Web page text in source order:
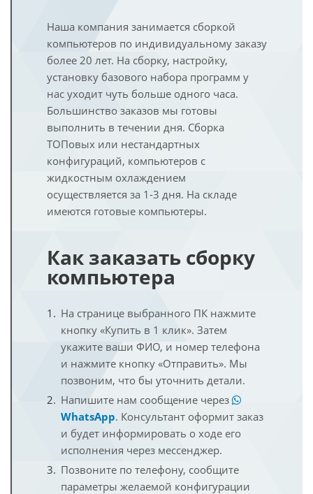
Наша компания занимается сборкой
компьютеров по индивидуальному заказу
более 20 лет. На сборку, настройку,
установку базового набора программ у
нас уходит чуть больше одного часа.
Большинство заказов мы готовы
выполнить в течении дня. Сборка
ТОПовых или нестандартных
конфигураций, компьютеров с
жидкостным охлаждением
осуществляется за 1-3 дня. На складе
имеются готовые компьютеры.
Как заказать сборку
компьютера
На странице выбранного ПК нажмите
кнопку «Купить в 1 клик». Затем
укажите ваши ФИО, и номер телефона
и нажмите кнопку «Отправить». Мы
позвоним, что бы уточнить детали.
Напишите нам сообщение через
WhatsApp. Консультант оформит заказ
и будет информировать о ходе его
исполнения через мессенджер.
Позвоните по телефону, сообщите
параметры желаемой конфигурации